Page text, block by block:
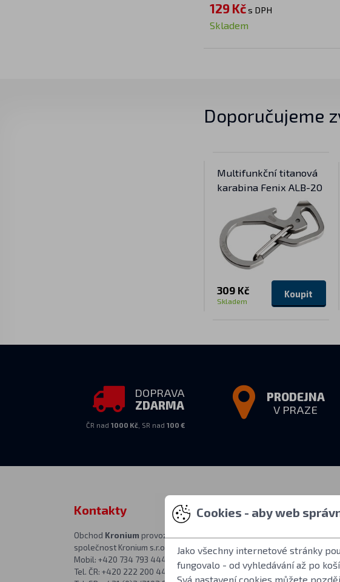
129 Kčs DPH
Skladem
Doporučujeme
Multifunkční titanová
karabina Fenix ALB-20
309 Kč
Skladem
Koupit
DOPRAVA
ZDARMA
ČR nad1000 Kč , SR nad100 €
PRODEJNA
V PRAZE
Kontakty
Obchod Kronium provozuje
společnost Kronium s.r.o.
Mobil: +420 734 793 444
Tel. ČR: +420 222 200 444
Osobní vyzvednutí
v prodejně na adrese
Kronium.cz
Římská 20
Cookies - aby web
Jako všechny internetové stránky
fungovalo - od vyhledávání až po
Svá nastavení cookies můžete